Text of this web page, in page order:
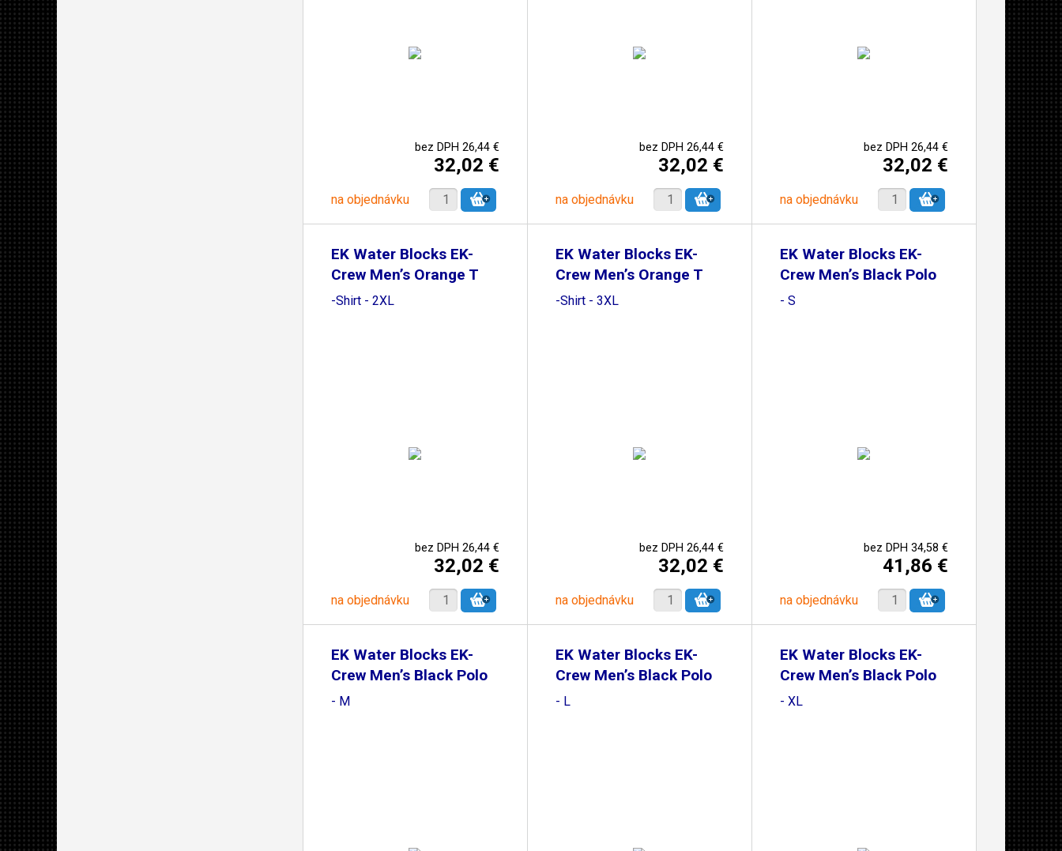
bez DPH 26,44 €
32,02 €
na objednávku
bez DPH 26,44 €
32,02 €
na objednávku
bez DPH 26,44 €
32,02 €
na objednávku
EK Water Blocks EK-
Crew Men’s Orange T
-Shirt - 2XL
bez DPH 26,44 €
32,02 €
na objednávku
EK Water Blocks EK-
Crew Men’s Orange T
-Shirt - 3XL
bez DPH 26,44 €
32,02 €
na objednávku
EK Water Blocks EK-
Crew Men’s Black Polo
- S
bez DPH 34,58 €
41,86 €
na objednávku
EK Water Blocks EK-
Crew Men’s Black Polo
- M
EK Water Blocks EK-
Crew Men’s Black Polo
- L
EK Water Blocks EK-
Crew Men’s Black Polo
- XL